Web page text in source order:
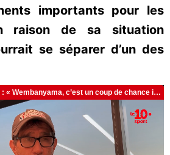
importants pour les
raison de sa situation
se séparer d’un des